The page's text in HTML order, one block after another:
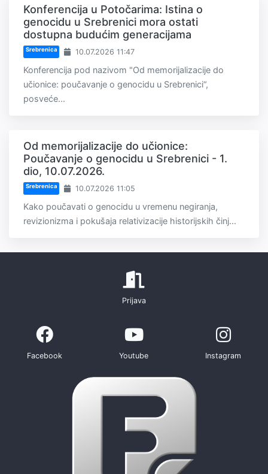
Konferencija u Potočarima: Istina o
genocidu u Srebrenici mora ostati
dostupna budućim generacijama
Srebrenica 10.07.2026 11:47
Konferencija pod nazivom "Od memorijalizacije do
učionice: poučavanje o genocidu u Srebrenici“,
posveće...
Od memorijalizacije do učionice:
Poučavanje o genocidu u Srebrenici - 1.
dio, 10.07.2026.
Srebrenica 10.07.2026 11:05
Kako poučavati o genocidu u vremenu negiranja,
revizionizma i pokušaja relativizacije historijskih činj...
Prijava
Facebook Youtube Instagram